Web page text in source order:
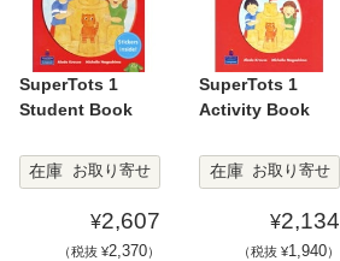
SuperTots 1
Student Book
在庫 お取り寄せ
¥2,607
（税抜 ¥2,370）
SuperTots 1
Activity Book
在庫 お取り寄せ
¥2,134
（税抜 ¥1,940）